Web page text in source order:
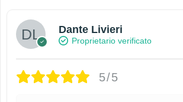
Dante Livieri
Proprietario verificato
5/5